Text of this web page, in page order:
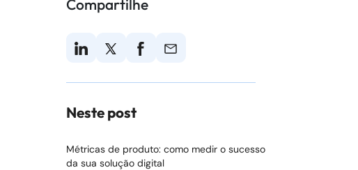
Compartilhe
Neste post
Métricas de produto: como medir o sucesso
da sua solução digital